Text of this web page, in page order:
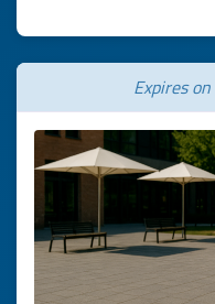
Expires on